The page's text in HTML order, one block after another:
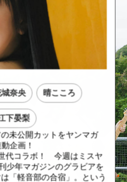
城奈央 晴こころ
下晏梨
未公開カットをヤンマガ
企画！
代コラボ！ 今週はミスヤ
少年マガジンのグラビアを
「軽音部の合宿」。という
::fzkqzrz.oi